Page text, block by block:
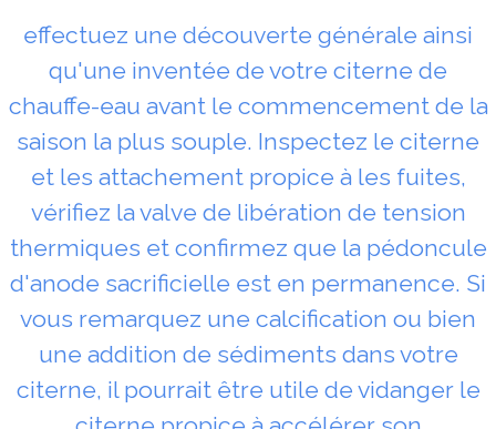
effectuez une découverte générale ainsi
qu'une inventée de votre citerne de
chauffe-eau avant le commencement de la
saison la plus souple. Inspectez le citerne
et les attachement propice à les fuites,
vérifiez la valve de libération de tension
thermiques et confirmez que la pédoncule
d'anode sacrificielle est en permanence. Si
vous remarquez une calcification ou bien
une addition de sédiments dans votre
citerne, il pourrait être utile de vidanger le